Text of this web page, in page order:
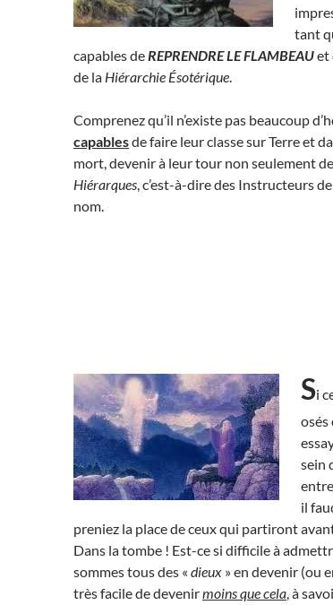
tant
capables deREPRENDRE LE FLAMBEAUet
de la Hiérarchie Ésotérique.
Comprenez qu’il n’existe pas beaucoup
capablesde faire leur classe sur Terre et
mort, devenir à leur tour non seulement
Hiérarques, c’est-à-dire des Instructeurs
nom.
Si
osés
sein
il
preniez la place de ceux qui partiront
Dans la tombe ! Est-ce si difficile à
sommes tous des « dieux » en devenir (ou
très facile de devenirmoins que cela, à